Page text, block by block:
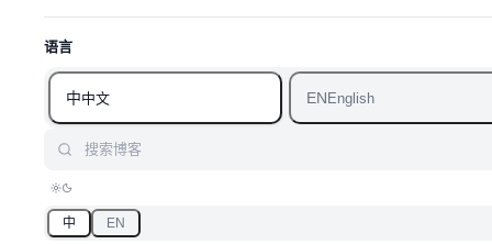
语言
中中文 ENEnglish
中 EN